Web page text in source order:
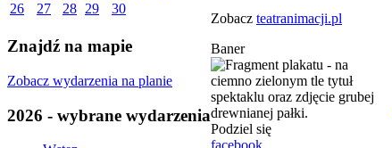
26
27 28 29 30
Znajdź na mapie
Zobacz wydarzenia na planie
2026 - wybrane wydarzenia
Zobacz teatranimacji.pl
Baner
Podziel się
facebook